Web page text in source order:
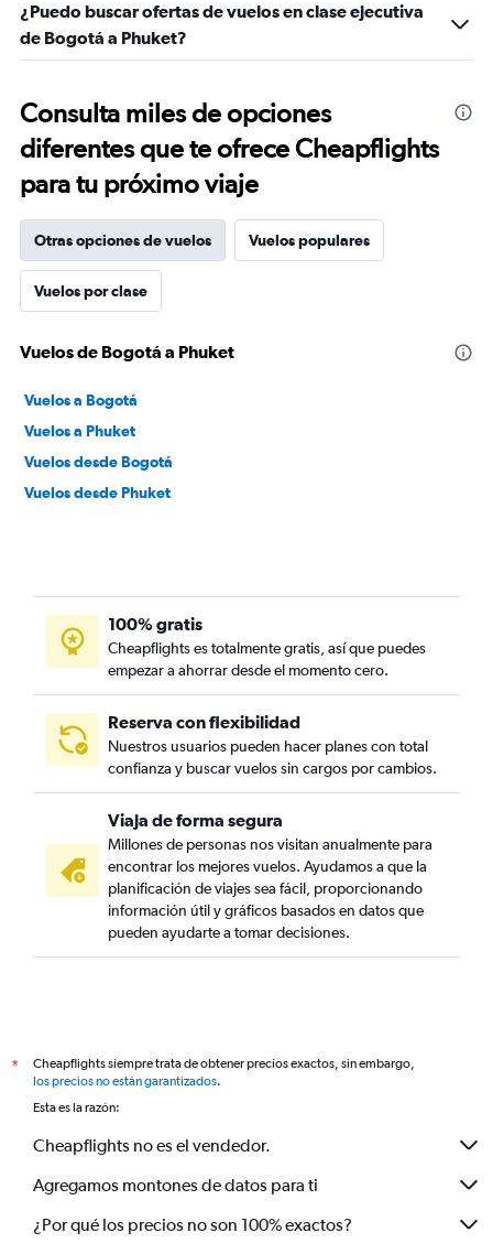
¿Puedo buscar ofertas de vuelos en clase ejecutiva
de Bogotá a Phuket?
Consulta miles de opciones
diferentes que te ofrece Cheapflights
para tu próximo viaje
Otras opciones de vuelos Vuelos populares
Vuelos por clase
Vuelos de Bogotá a Phuket
Vuelos a Bogotá
Vuelos a Phuket
Vuelos desde Bogotá
Vuelos desde Phuket
100% gratis
Cheapflights es totalmente gratis, así que puedes
empezar a ahorrar desde el momento cero.
Reserva con flexibilidad
Nuestros usuarios pueden hacer planes con total
confianza y buscar vuelos sin cargos por cambios.
Viaja de forma segura
Millones de personas nos visitan anualmente para
encontrar los mejores vuelos. Ayudamos a que la
planificación de viajes sea fácil, proporcionando
información útil y gráficos basados en datos que
pueden ayudarte a tomar decisiones.
*
Cheapflights siempre trata de obtener precios exactos, sin embargo,
los precios no están garantizados.
Esta es la razón:
Cheapflights no es el vendedor.
Agregamos montones de datos para ti
¿Por qué los precios no son 100% exactos?